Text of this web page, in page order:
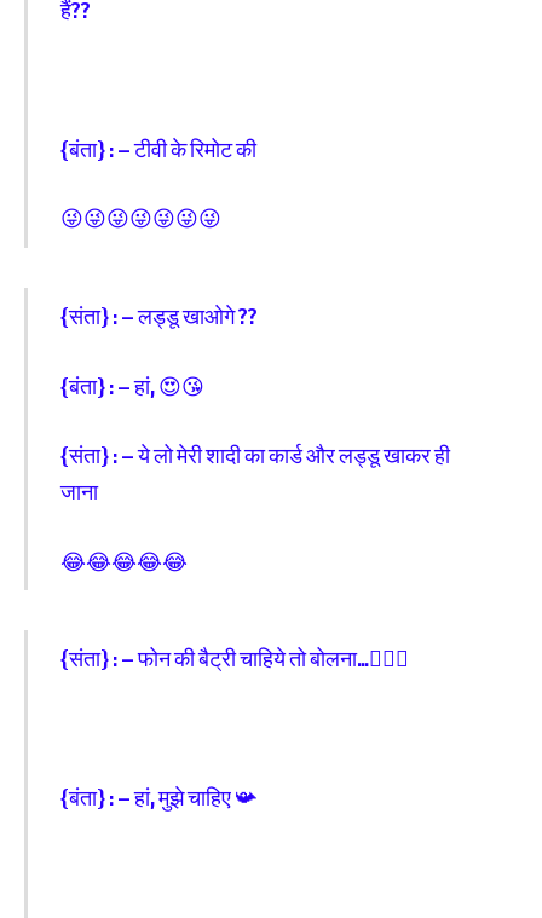
हैं??
{बंता} : – टीवी के रिमोट की
😜😜😜😜😜😜😜
{संता} : – लड्डू खाओगे ??
{बंता} : – हां, 😍😘
{संता} : – ये लो मेरी शादी का कार्ड और लड्डू खाकर ही
जाना
😂😂😂😂😂
{संता} : – फोन की बैट्री चाहिये तो बोलना…🙋🏻‍♂️
{बंता} : – हां, मुझे चाहिए 📯